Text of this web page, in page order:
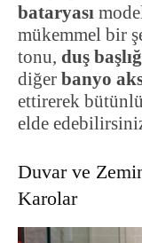
bataryası
mükemmel bir
tonu, duş
diğer banyo
ettirerek
elde
Duvar ve
Karolar